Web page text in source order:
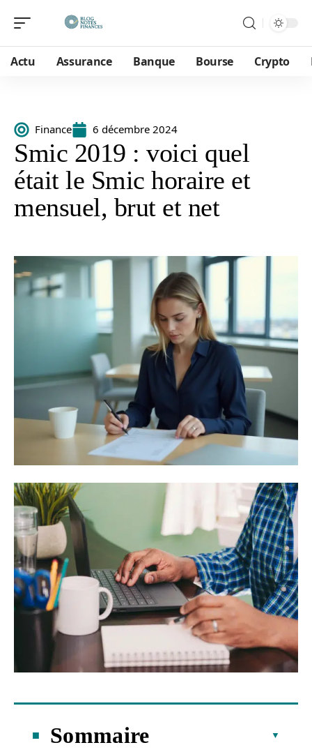
Actu Assurance Banque Bourse Crypto
Finance 6 décembre 2024
Smic 2019 : voici quel
était le Smic horaire et
mensuel, brut et net
Sommaire